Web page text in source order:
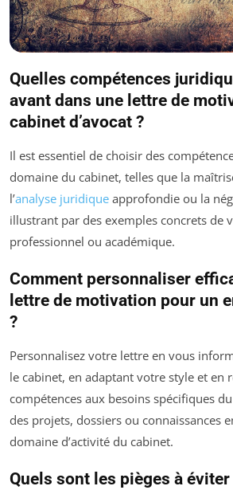
Quelles compétences
avant dans une lettre de
cabinet d’avocat ?
Il est essentiel de choisir des
domaine du cabinet, telles que la
l’analyse juridique approfondie ou la
illustrant par des exemples concrets de
professionnel ou académique.
Comment personnaliser
lettre de motivation pour un
?
Personnalisez votre lettre en vous
le cabinet, en adaptant votre style et en
compétences aux besoins spécifiques
des projets, dossiers ou connaissances
domaine d’activité du cabinet.
Quels sont les pièges à